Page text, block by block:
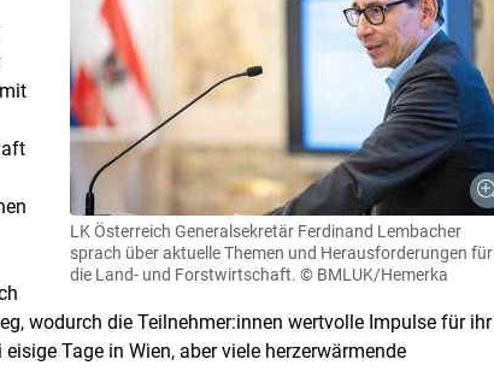
LK Österreich Generalsekretär Ferdinand Lembacher
sprach über aktuelle Themen und Herausforderungen für
die Land- und Forstwirtschaft. © BMLUK/Hemerka
wodurch die Teilnehmer:innen wertvolle Impulse für ihr
Tage in Wien, aber viele herzerwärmende